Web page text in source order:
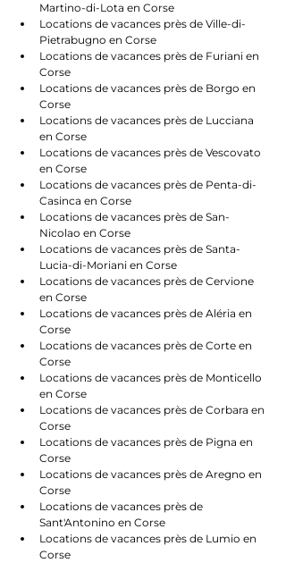
Martino-di-Lota en Corse
Locations de vacances près de Ville-di-
Pietrabugno en Corse
Locations de vacances près de Furiani en
Corse
Locations de vacances près de Borgo en
Corse
Locations de vacances près de Lucciana
en Corse
Locations de vacances près de Vescovato
en Corse
Locations de vacances près de Penta-di-
Casinca en Corse
Locations de vacances près de San-
Nicolao en Corse
Locations de vacances près de Santa-
Lucia-di-Moriani en Corse
Locations de vacances près de Cervione
en Corse
Locations de vacances près de Aléria en
Corse
Locations de vacances près de Corte en
Corse
Locations de vacances près de Monticello
en Corse
Locations de vacances près de Corbara en
Corse
Locations de vacances près de Pigna en
Corse
Locations de vacances près de Aregno en
Corse
Locations de vacances près de
Sant'Antonino en Corse
Locations de vacances près de Lumio en
Corse